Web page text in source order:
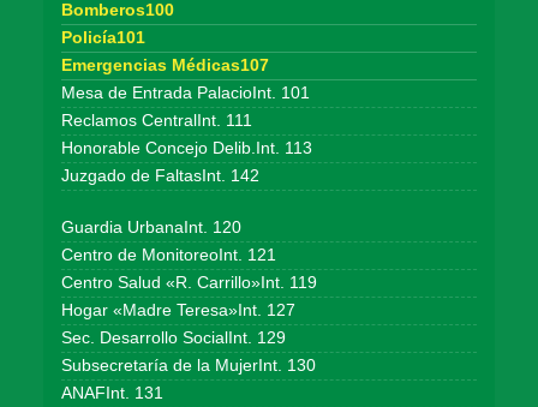
Bomberos100
Policía101
Emergencias Médicas107
Mesa de Entrada PalacioInt. 101
Reclamos CentralInt. 111
Honorable Concejo Delib.Int. 113
Juzgado de FaltasInt. 142
Guardia UrbanaInt. 120
Centro de MonitoreoInt. 121
Centro Salud «R. Carrillo»Int. 119
Hogar «Madre Teresa»Int. 127
Sec. Desarrollo SocialInt. 129
Subsecretaría de la MujerInt. 130
ANAFInt. 131